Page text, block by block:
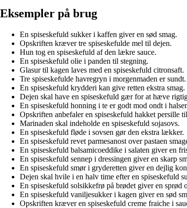
Eksempler på brug
En spiseskefuld sukker i kaffen giver en sød smag.
Opskriften kræver tre spiseskefulde mel til dejen.
Hun tog en spiseskefuld af den lækre sauce.
En spiseskefuld olie i panden til stegning.
Glasur til kagen laves med en spiseskefuld citronsaft.
Tre spiseskefulde havregryn i morgenmaden er sundt.
En spiseskefuld krydderi kan give retten ekstra smag.
Dejen skal have en spiseskefuld gær for at hæve
En spiseskefuld honning i te er godt mod ondt i
Opskriften anbefaler en spiseskefuld hakket persille
Marinaden skal indeholde en spiseskefuld sojasovs.
En spiseskefuld fløde i sovsen gør den ekstra lækker.
En spiseskefuld revet parmesanost over pastaen
En spiseskefuld balsamicoeddike i salaten giver en
En spiseskefuld sennep i dressingen giver en skarp
En spiseskefuld smør i gryderetten giver en dejlig
Dejen skal hvile i en halv time efter en spiseskefuld
En spiseskefuld solsikkefrø på brødet giver en sprød
En spiseskefuld vaniljesukker i kagen giver en sød
Opskriften kræver en spiseskefuld creme fraiche i